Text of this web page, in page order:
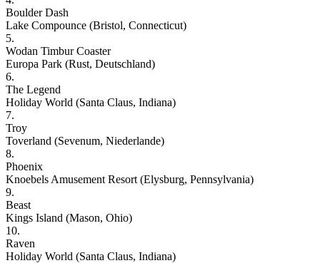
Boulder Dash
Lake Compounce (Bristol, Connecticut)
5.
Wodan Timbur Coaster
Europa Park (Rust, Deutschland)
6.
The Legend
Holiday World (Santa Claus, Indiana)
7.
Troy
Toverland (Sevenum, Niederlande)
8.
Phoenix
Knoebels Amusement Resort (Elysburg, Pennsylvania)
9.
Beast
Kings Island (Mason, Ohio)
10.
Raven
Holiday World (Santa Claus, Indiana)